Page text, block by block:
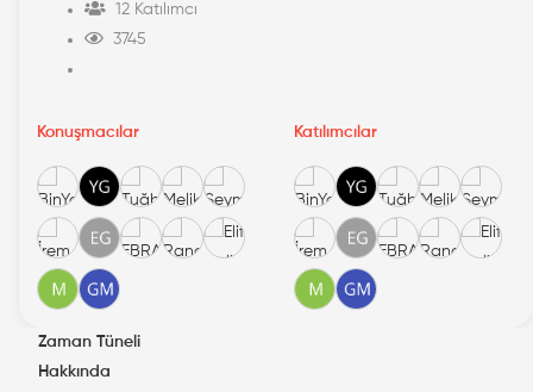
12 Katılımcı
3745
Konuşmacılar Katılımcılar
Zaman Tüneli
Hakkında